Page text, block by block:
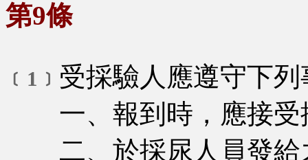
第9條
﹝1﹞ 受採驗人應遵守下
一、報到時，應接受
二、於採尿人員發給